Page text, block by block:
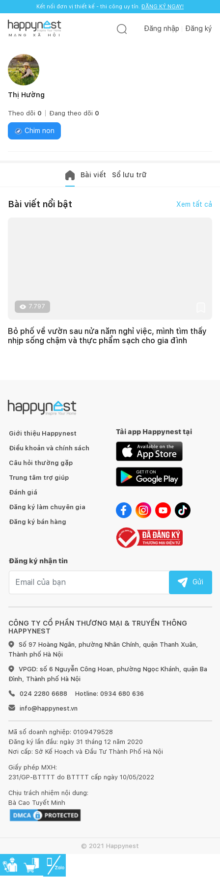
Kết nối đơn vị thiết kế - thi công uy tín. ĐĂNG KÝ NGAY!
M Ạ N G X Ã H Ộ I
Đăng nhập Đăng ký
Thị Hường
Theo dõi 0 Đang theo dõi 0
Chim non
Bài viết Sổ lưu trữ
Bài viết nổi bật Xem tất cả
7.797
Bỏ phố về vườn sau nửa năm nghỉ việc, mình tìm thấy
nhịp sống chậm và thực phẩm sạch cho gia đình
CÔNG TY CỔ PHẦN THƯƠNG MẠI & TRUYỀN THÔNG
HAPPYNEST
Số 97 Hoàng Ngân, phường Nhân Chính, quận Thanh Xuân,
Thành phố Hà Nội
VPGD: số 6 Nguyễn Công Hoan, phường Ngọc Khánh, quận Ba
Đình, Thành phố Hà Nội
024 2280 6688
Hotline: 0934 680 636
info@happynest.vn
Mã số doanh nghiệp: 0109479528
Đăng ký lần đầu: ngày 31 tháng 12 năm 2020
Nơi cấp: Sở Kế Hoạch và Đầu Tư Thành Phố Hà Nội
Giấy phép MXH:
231/GP-BTTTT do BTTTT cấp ngày 10/05/2022
Chịu trách nhiệm nội dung:
Bà Cao Tuyết Minh
Giới thiệu Happynest
Điều khoản và chính sách
Câu hỏi thường gặp
Trung tâm trợ giúp
Đánh giá
Đăng ký làm chuyên gia
Đăng ký bán hàng
Tải app Happynest tại
Đăng ký nhận tin
Gửi
© 2021 Happynest